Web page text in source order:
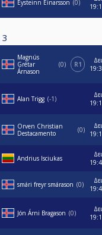
Eysteinn Einarsson 0
3
Magnús
Grétar
Árnason
0 R1
Alan Trigg -1
Orven Christian
Destacamento
0
Andrius Isciukas
smári freyr smárason 0
Jón Árni Bragason 0